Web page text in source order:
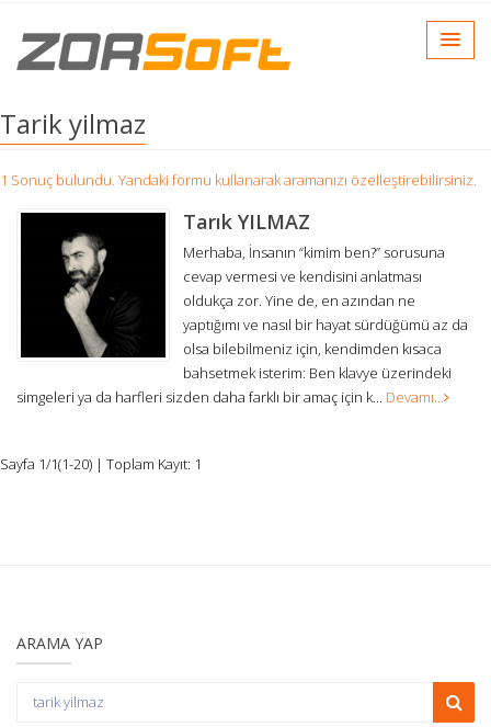
Tarik yilmaz
1 Sonuç bulundu. Yandaki formu kullanarak aramanızı özelleştirebilirsiniz.
Tarık YILMAZ
Merhaba, İnsanın “kimim ben?” sorusuna
cevap vermesi ve kendisini anlatması
oldukça zor. Yine de, en azından ne
yaptığımı ve nasıl bir hayat sürdüğümü az da
olsa bilebilmeniz için, kendimden kısaca
bahsetmek isterim: Ben klavye üzerindeki
simgeleri ya da harfleri sizden daha farklı bir amaç için k... Devamı...
Sayfa 1/1(1-20) | Toplam Kayıt: 1
ARAMA YAP